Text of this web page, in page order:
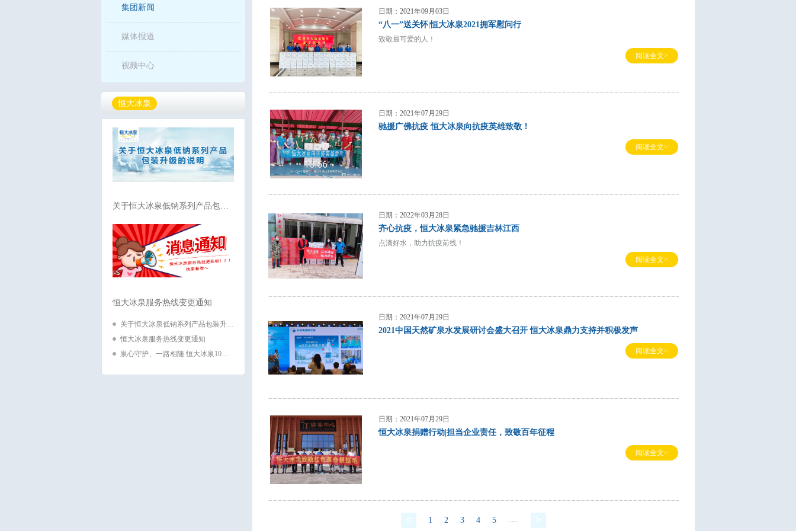
集团新闻
媒体报道
视频中心
恒大冰泉
关于恒大冰泉低钠系列产品包…
恒大冰泉服务热线变更通知
关于恒大冰泉低钠系列产品包装升…
恒大冰泉服务热线变更通知
泉心守护、一路相随 恒大冰泉10…
日期：2021年09月03日
“八一”送关怀|恒大冰泉2021拥军慰问行
致敬最可爱的人！
阅读全文>
日期：2021年07月29日
驰援广佛抗疫 恒大冰泉向抗疫英雄致敬！
阅读全文>
日期：2022年03月28日
齐心抗疫，恒大冰泉紧急驰援吉林江西
点滴好水，助力抗疫前线！
阅读全文>
日期：2021年07月29日
2021中国天然矿泉水发展研讨会盛大召开 恒大冰泉鼎力支持并积极发声
阅读全文>
日期：2021年07月29日
恒大冰泉捐赠行动|担当企业责任，致敬百年征程
阅读全文>
1 2 3 4 5